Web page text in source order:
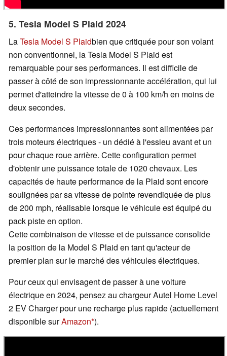
5. Tesla Model S Plaid 2024
LaTesla Model S Plaidbien que critiquée pour son volant
non conventionnel, la Tesla Model S Plaid est
remarquable pour ses performances. Il est difficile de
passer à côté de son impressionnante accélération, qui lui
permet d'atteindre la vitesse de 0 à 100 km/h en moins de
deux secondes.
Ces performances impressionnantes sont alimentées par
trois moteurs électriques - un dédié à l'essieu avant et un
pour chaque roue arrière. Cette configuration permet
d'obtenir une puissance totale de 1020 chevaux. Les
capacités de haute performance de la Plaid sont encore
soulignées par sa vitesse de pointe revendiquée de plus
de 200 mph, réalisable lorsque le véhicule est équipé du
pack piste en option.
Cette combinaison de vitesse et de puissance consolide
la position de la Model S Plaid en tant qu'acteur de
premier plan sur le marché des véhicules électriques.
Pour ceux qui envisagent de passer à une voiture
électrique en 2024, pensez au chargeur Autel Home Level
2 EV Charger pour une recharge plus rapide (actuellement
disponible surAmazon ).